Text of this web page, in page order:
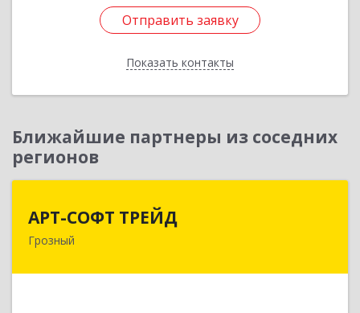
Отправить заявку
Показать контакты
Отправить заявку
Назад
Ближайшие партнеры из соседних
регионов
АРТ-СОФТ ТРЕЙД
Грозный
364013, Чеченская Респ, Грозный г, Полярников